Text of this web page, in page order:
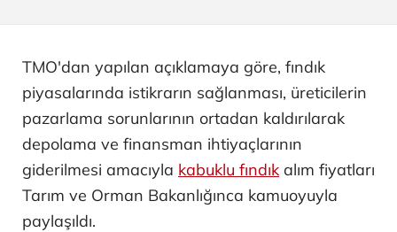
TMO'dan yapılan açıklamaya göre, fındık
piyasalarında istikrarın sağlanması, üreticilerin
pazarlama sorunlarının ortadan kaldırılarak
depolama ve finansman ihtiyaçlarının
giderilmesi amacıyla kabuklu fındık alım fiyatları
Tarım ve Orman Bakanlığınca kamuoyuyla
paylaşıldı.